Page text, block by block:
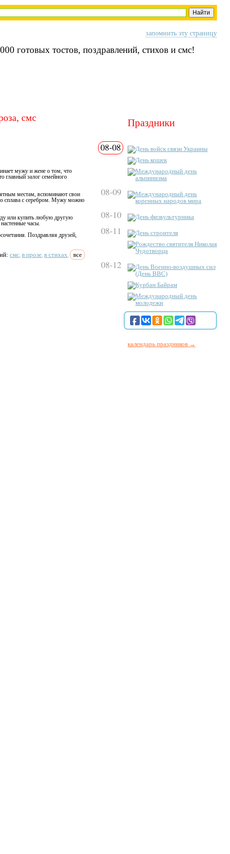
запомнить эту страницу
готовых тостов, поздравлений, стихов и смс!
смс
мужу и жене о том, что
главный залог семейного
местам, вспоминают свои
сплава с серебром. Мужу можно
или купить любую другую
часы.
Поздравляя друзей,
смс, в прозе, в стихах, все
Праздники
08-08
День войск связи Украины
День кошек
Международный день
альпинизма
08-09
Международный день
коренных народов мира
08-10 День физкультурника
08-11
День строителя
Рождество святителя Николая
Чудотворца
08-12
День Военно-воздушных сил
(День ВВС)
Курбан Байрам
Международный день
молодежи
календарь праздников →